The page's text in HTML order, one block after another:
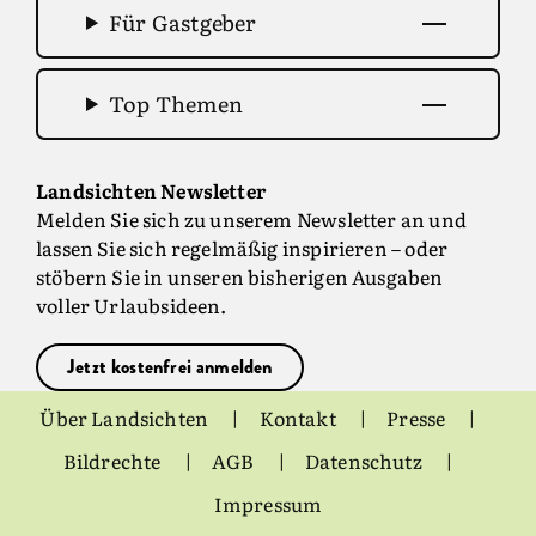
Für Gastgeber
Top Themen
Landsichten Newsletter
Melden Sie sich zu unserem Newsletter an und
lassen Sie sich regelmäßig inspirieren – oder
stöbern Sie in unseren bisherigen Ausgaben
voller Urlaubsideen.
Jetzt kostenfrei anmelden
Über Landsichten Kontakt
Presse
Bildrechte
AGB
Datenschutz
Impressum